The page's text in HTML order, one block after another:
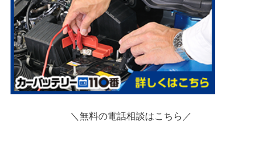
＼無料の電話相談はこちら／